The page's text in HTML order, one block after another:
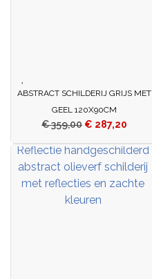
ABSTRACT SCHILDERIJ GRIJS MET
GEEL 120X90CM
€359,00 € 287,20